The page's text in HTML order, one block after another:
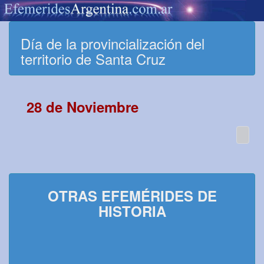
Día de la provincialización del
territorio de Santa Cruz
28 de Noviembre
OTRAS EFEMÉRIDES DE
HISTORIA